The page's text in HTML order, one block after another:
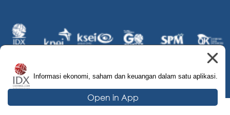
Informasi ekonomi, saham dan keuangan dalam satu aplikasi.
Open in App
© 2026 IDX Channel. All Rights Reserved.